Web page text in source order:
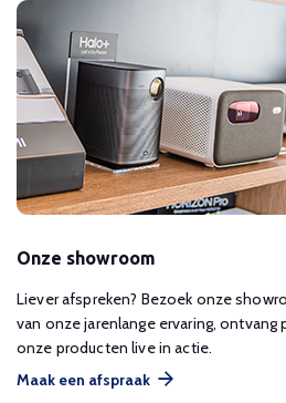
Onze showroom
Liever afspreken? Bezoek onze
van onze jarenlange ervaring,
onze producten live in actie.
Maak een afspraak